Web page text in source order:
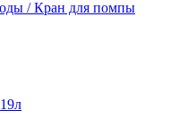
/ Кран для помпы